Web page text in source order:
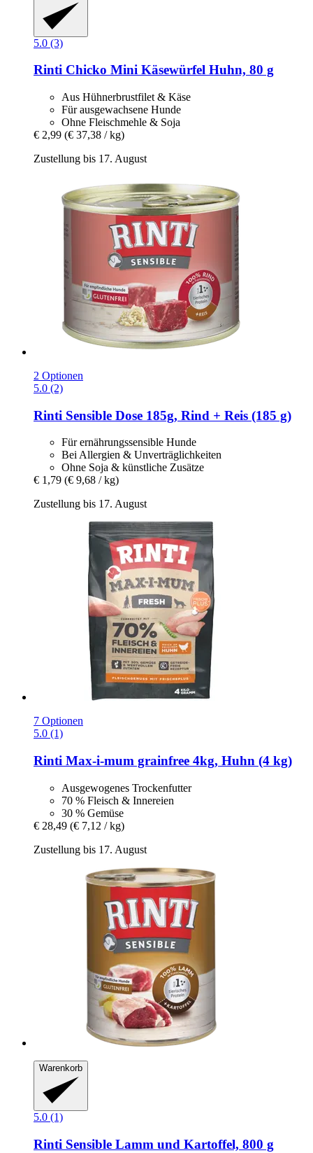
5.0 (3)
Rinti Chicko Mini Käsewürfel Huhn, 80 g
Aus Hühnerbrustfilet & Käse
Für ausgewachsene Hunde
Ohne Fleischmehle & Soja
€ 2,99 (€ 37,38 / kg)
Zustellung bis 17. August
2 Optionen
5.0 (2)
Rinti Sensible Dose 185g, Rind + Reis (185 g)
Für ernährungssensible Hunde
Bei Allergien & Unverträglichkeiten
Ohne Soja & künstliche Zusätze
€ 1,79 (€ 9,68 / kg)
Zustellung bis 17. August
7 Optionen
5.0 (1)
Rinti Max-​i-​mum grainfree 4kg, Huhn (4 kg)
Ausgewogenes Trockenfutter
70 % Fleisch & Innereien
30 % Gemüse
€ 28,49 (€ 7,12 / kg)
Zustellung bis 17. August
Warenkorb
5.0 (1)
Rinti Sensible Lamm und Kartoffel, 800 g